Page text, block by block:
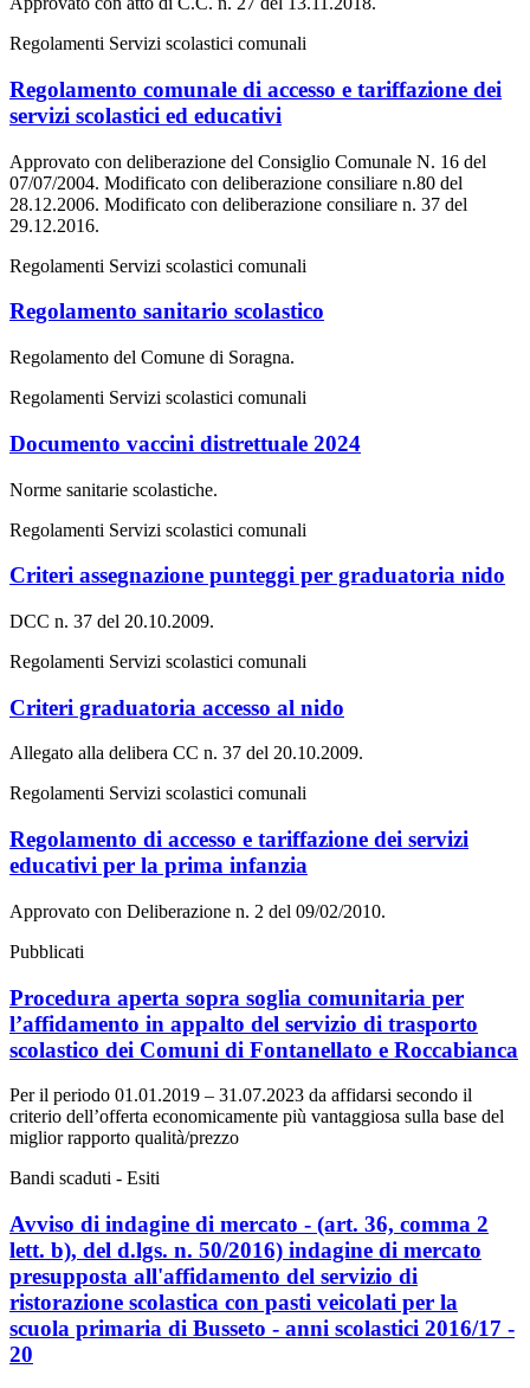
Regolamenti Servizi scolastici comunali
Regolamento comunale di accesso e tariffazione dei
servizi scolastici ed educativi
Approvato con deliberazione del Consiglio Comunale N. 16 del
07/07/2004. Modificato con deliberazione consiliare n.80 del
28.12.2006. Modificato con deliberazione consiliare n. 37 del
29.12.2016.
Regolamenti Servizi scolastici comunali
Regolamento sanitario scolastico
Regolamento del Comune di Soragna.
Regolamenti Servizi scolastici comunali
Documento vaccini distrettuale 2024
Norme sanitarie scolastiche.
Regolamenti Servizi scolastici comunali
Criteri assegnazione punteggi per graduatoria nido
DCC n. 37 del 20.10.2009.
Regolamenti Servizi scolastici comunali
Criteri graduatoria accesso al nido
Allegato alla delibera CC n. 37 del 20.10.2009.
Regolamenti Servizi scolastici comunali
Regolamento di accesso e tariffazione dei servizi
educativi per la prima infanzia
Approvato con Deliberazione n. 2 del 09/02/2010.
Pubblicati
Procedura aperta sopra soglia comunitaria per
l’affidamento in appalto del servizio di trasporto
scolastico dei Comuni di Fontanellato e Roccabianca
Per il periodo 01.01.2019 – 31.07.2023 da affidarsi secondo il
criterio dell’offerta economicamente più vantaggiosa sulla base del
miglior rapporto qualità/prezzo
Bandi scaduti - Esiti
Avviso di indagine di mercato - (art. 36, comma 2
lett. b), del d.lgs. n. 50/2016) indagine di mercato
presupposta all'affidamento del servizio di
ristorazione scolastica con pasti veicolati per la
scuola primaria di Busseto - anni scolastici 2016/17 -
20